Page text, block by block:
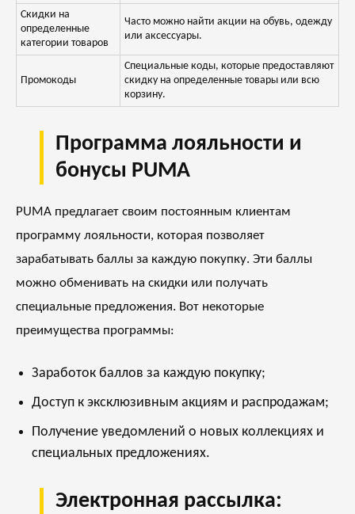
Скидки на
определенные
категории товаров
Часто можно найти акции на обувь, одежду
или аксессуары.
Промокоды
Специальные коды, которые предоставляют
скидку на определенные товары или всю
корзину.
Программа лояльности и
бонусы PUMA
PUMA предлагает своим постоянным клиентам
программу лояльности, которая позволяет
зарабатывать баллы за каждую покупку. Эти баллы
можно обменивать на скидки или получать
специальные предложения. Вот некоторые
преимущества программы:
Заработок баллов за каждую покупку;
Доступ к эксклюзивным акциям и распродажам;
Получение уведомлений о новых коллекциях и
специальных предложениях.
Электронная рассылка: